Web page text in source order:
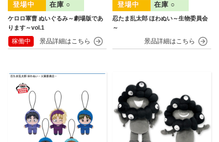
ケロロ軍曹 ぬいぐるみ～劇場版であ
ります～vol.1
在庫 ○
稼働中
忍たま乱太郎 ほわぬい～生物委員会
～
在庫 ○